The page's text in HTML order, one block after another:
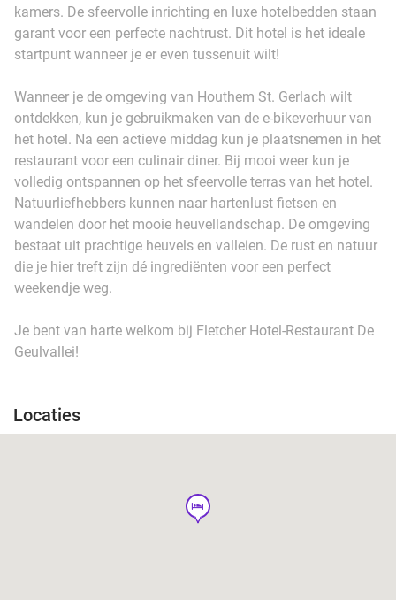
kamers. De sfeervolle inrichting en luxe hotelbedden staan
garant voor een perfecte nachtrust. Dit hotel is het ideale
startpunt wanneer je er even tussenuit wilt!
Wanneer je de omgeving van Houthem St. Gerlach wilt
ontdekken, kun je gebruikmaken van de e-bikeverhuur van
het hotel. Na een actieve middag kun je plaatsnemen in het
restaurant voor een culinair diner. Bij mooi weer kun je
volledig ontspannen op het sfeervolle terras van het hotel.
Natuurliefhebbers kunnen naar hartenlust fietsen en
wandelen door het mooie heuvellandschap. De omgeving
bestaat uit prachtige heuvels en valleien. De rust en natuur
die je hier treft zijn dé ingrediënten voor een perfect
weekendje weg.
Je bent van harte welkom bij Fletcher Hotel-Restaurant De
Geulvallei!
Locaties
hotel